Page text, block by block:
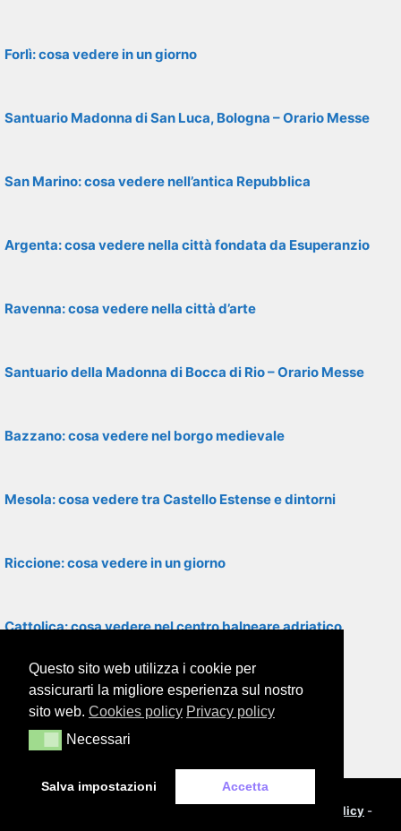
Forlì: cosa vedere in un giorno
Santuario Madonna di San Luca, Bologna – Orario Messe
San Marino: cosa vedere nell’antica Repubblica
Argenta: cosa vedere nella città fondata da Esuperanzio
Ravenna: cosa vedere nella città d’arte
Santuario della Madonna di Bocca di Rio – Orario Messe
Bazzano: cosa vedere nel borgo medievale
Mesola: cosa vedere tra Castello Estense e dintorni
Riccione: cosa vedere in un giorno
Cattolica: cosa vedere nel centro balneare adriatico
Salsomaggiore Terme: cosa vedere
Castell’Arquato: cosa vedere nel borgo medievale
Privacy policy -
Questo sito web utilizza i cookie per
assicurarti la migliore esperienza sul nostro
sito web. Cookies policy Privacy policy
NecessariNecessari
Salva impostazioni Accetta